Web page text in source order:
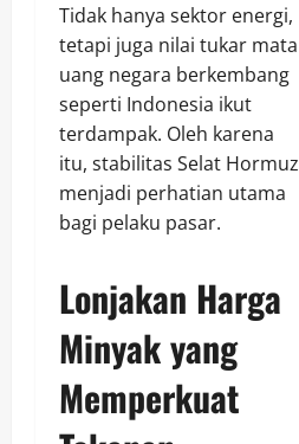
Tidak hanya sektor energi,
tetapi juga nilai tukar mata
uang negara berkembang
seperti Indonesia ikut
terdampak. Oleh karena
itu, stabilitas Selat Hormuz
menjadi perhatian utama
bagi pelaku pasar.
Lonjakan Harga
Minyak yang
Memperkuat